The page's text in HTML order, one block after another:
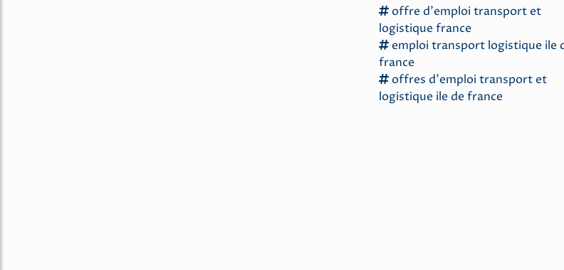
offre d'emploi transportet
logistique france
emploi transport logistique ile
france
offres d'emploi transportet
logistique ile defrance